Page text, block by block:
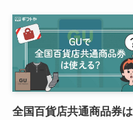
全国百貨店共通商品券は